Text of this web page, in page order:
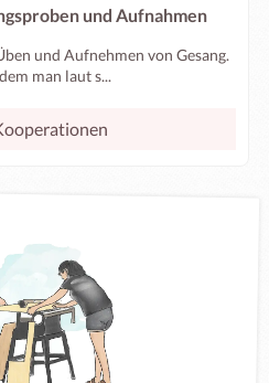
und Aufnahmen
und Aufnehmen von Gesang.
man laut s...